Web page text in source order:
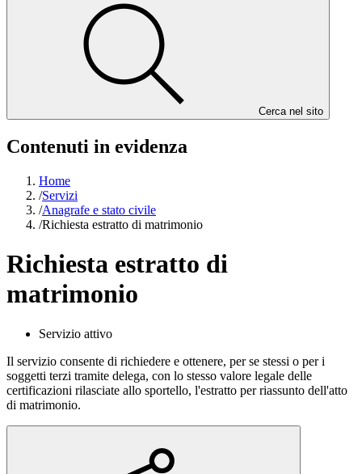
Cerca nel sito
Contenuti in evidenza
Home
/Servizi
/Anagrafe e stato civile
/Richiesta estratto di matrimonio
Richiesta estratto di
matrimonio
Servizio attivo
Il servizio consente di richiedere e ottenere, per se stessi o per i
soggetti terzi tramite delega, con lo stesso valore legale delle
certificazioni rilasciate allo sportello, l'estratto per riassunto dell'atto
di matrimonio.